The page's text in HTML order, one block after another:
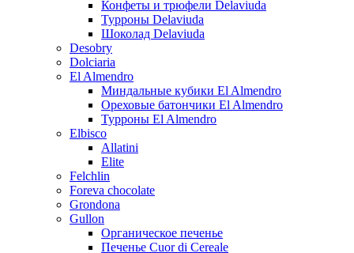
Конфеты и трюфели Delaviuda
Турроны Delaviuda
Шоколад Delaviuda
Desobry
Dolciaria
El Almendro
Миндальные кубики El Almendro
Ореховые батончики El Almendro
Турроны El Almendro
Elbisco
Allatini
Elite
Felchlin
Foreva chocolate
Grondona
Gullon
Органическое печенье
Печенье Cuor di Cereale